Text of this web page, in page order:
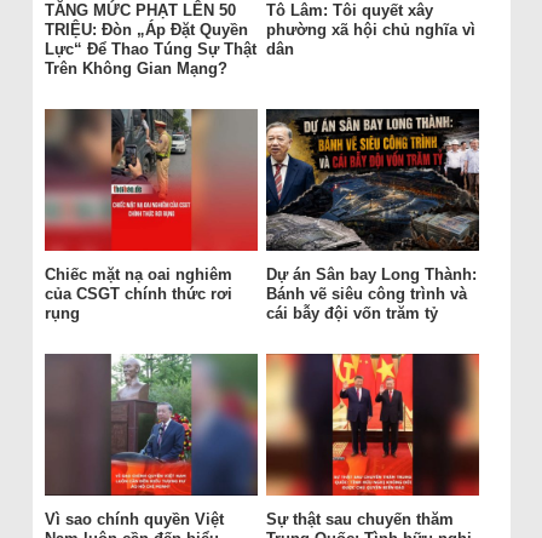
TĂNG MỨC PHẠT LÊN 50
TRIỆU: Đòn „Áp Đặt Quyền
Lực“ Để Thao Túng Sự Thật
Trên Không Gian Mạng?
Tô Lâm: Tôi quyết xây
phường xã hội chủ nghĩa vì
dân
Chiếc mặt nạ oai nghiêm
của CSGT chính thức rơi
rụng
Dự án Sân bay Long Thành:
Bánh vẽ siêu công trình và
cái bẫy đội vốn trăm tỷ
Vì sao chính quyền Việt
Sự thật sau chuyến thăm